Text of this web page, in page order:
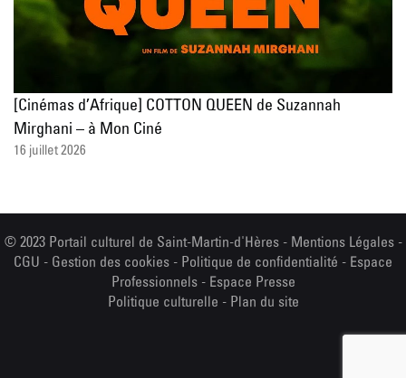
[Cinémas d’Afrique] COTTON QUEEN de Suzannah
Mirghani – à Mon Ciné
16 juillet 2026
© 2023 Portail culturel de Saint-Martin-d'Hères - Mentions Légales-
CGU - Gestion des cookies - Politique de confidentialité - Espace
Professionnels- Espace Presse
Politique culturelle - Plan du site